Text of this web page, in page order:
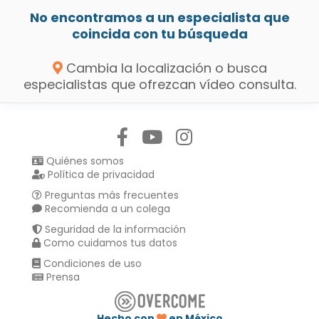
No encontramos a un especialista que
coincida con tu búsqueda
Cambia la localización o busca
especialistas que ofrezcan vídeo consulta.
Quiénes somos
Política de privacidad
Preguntas más frecuentes
Recomienda a un colega
Seguridad de la información
Como cuidamos tus datos
Condiciones de uso
Prensa